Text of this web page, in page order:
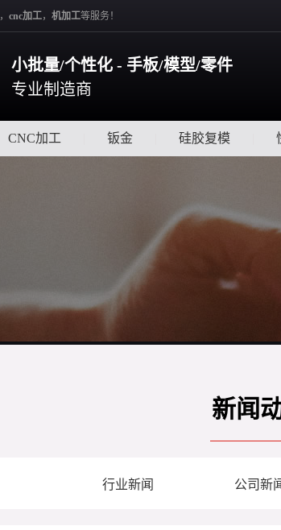
， cnc加工， 机加工等服务！
小批量/个性化 - 手板/模型/零件
专业制造商
CNC加工 钣金 硅胶复模
新闻
行业新闻 公司新